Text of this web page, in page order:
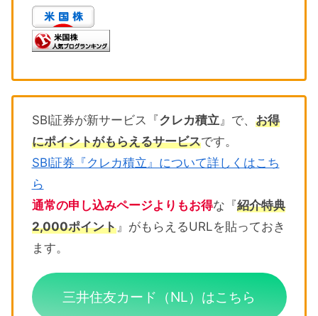
SBI証券が新サービス『クレカ積立』で、 お得
にポイントがもらえるサービスです。
SBI証券『クレカ積立』について詳しくはこち
ら
通常の申し込みページよりもお得な『紹介特典
2,000ポイント』がもらえるURLを貼っておき
ます。
三井住友カード（NL）はこちら